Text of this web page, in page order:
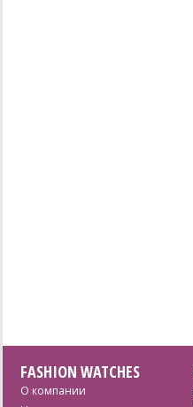
FASHION WATCHES
О компании